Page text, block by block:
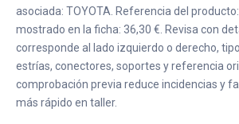
asociada: TOYOTA. Referencia del
mostrado en la ficha: 36,30 €. Revisa con
corresponde al lado izquierdo o derecho,
estrías, conectores, soportes y referencia
comprobación previa reduce incidencias y
más rápido en taller.